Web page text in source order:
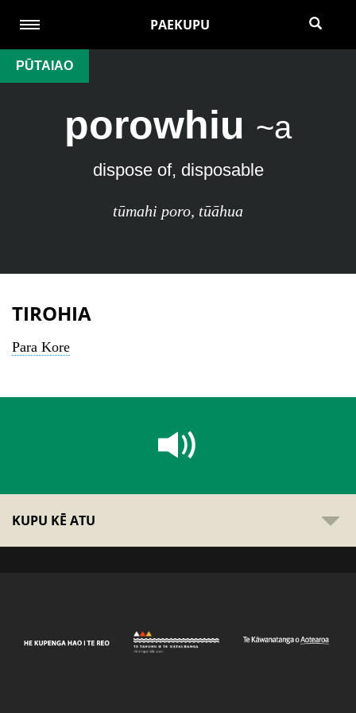
PAEKUPU
PŪTAIAO
porowhiu ~a
dispose of, disposable
tūmahi poro, tūāhua
TIROHIA
Para Kore
KUPU KĒ ATU